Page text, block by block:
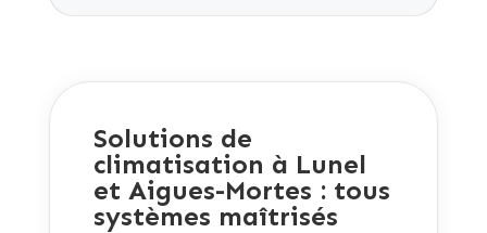
Solutions de
climatisation à Lunel
et Aigues-Mortes : tous
systèmes maîtrisés